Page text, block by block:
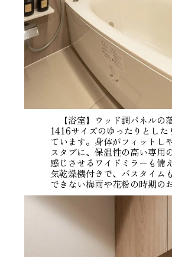
【浴室】ウッド調パネルの
1416サイズのゆったりとした
ています。身体がフィットし
スタブに、保温性の高い専用
感じさせるワイドミラーも備
気乾燥機付きで、バスタイム
できない梅雨や花粉の時期の